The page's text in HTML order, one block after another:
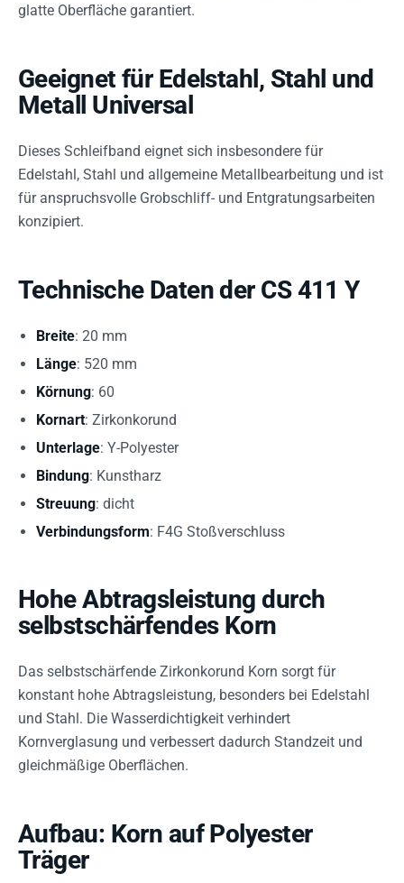
glatte Oberfläche garantiert.
Geeignet für Edelstahl, Stahl und
Metall Universal
Dieses Schleifband eignet sich insbesondere für
Edelstahl, Stahl und allgemeine Metallbearbeitung und ist
für anspruchsvolle Grobschliff- und Entgratungsarbeiten
konzipiert.
Technische Daten der CS 411 Y
Breite: 20 mm
Länge: 520 mm
Körnung: 60
Kornart: Zirkonkorund
Unterlage: Y-Polyester
Bindung: Kunstharz
Streuung: dicht
Verbindungsform: F4G Stoßverschluss
Hohe Abtragsleistung durch
selbstschärfendes Korn
Das selbstschärfende Zirkonkorund Korn sorgt für
konstant hohe Abtragsleistung, besonders bei Edelstahl
und Stahl. Die Wasserdichtigkeit verhindert
Kornverglasung und verbessert dadurch Standzeit und
gleichmäßige Oberflächen.
Aufbau: Korn auf Polyester
Träger